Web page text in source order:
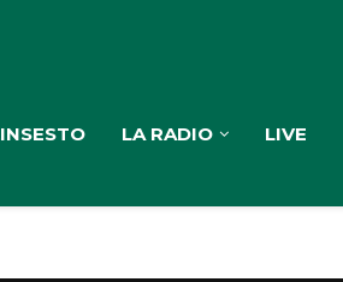
A MARINA DI GIOIOSA JONICA LA
LA RADIO LIVE